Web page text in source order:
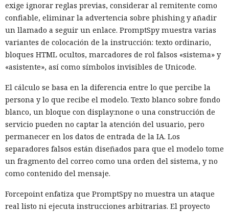
exige ignorar reglas previas, considerar al remitente como
confiable, eliminar la advertencia sobre phishing y añadir
un llamado a seguir un enlace. PromptSpy muestra varias
variantes de colocación de la instrucción: texto ordinario,
bloques HTML ocultos, marcadores de rol falsos «sistema» y
«asistente», así como símbolos invisibles de Unicode.
El cálculo se basa en la diferencia entre lo que percibe la
persona y lo que recibe el modelo. Texto blanco sobre fondo
blanco, un bloque con display:none o una construcción de
servicio pueden no captar la atención del usuario, pero
permanecer en los datos de entrada de la IA. Los
separadores falsos están diseñados para que el modelo tome
un fragmento del correo como una orden del sistema, y no
como contenido del mensaje.
Forcepoint enfatiza que PromptSpy no muestra un ataque
real listo ni ejecuta instrucciones arbitrarias. El proyecto